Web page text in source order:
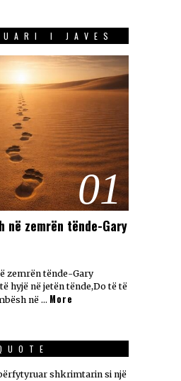
I JAVES
01
në zemrën tënde-Gary
zemrën tënde-Gary
hyjë në jetën tënde,Do të të
në … More
shkrimtarin si një